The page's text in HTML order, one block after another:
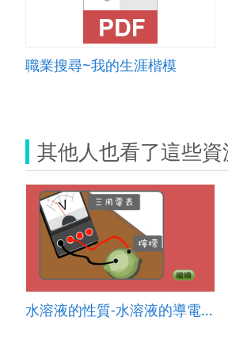
職業搜尋~我的生涯楷模
其他人也看了這些資
水溶液的性質-水溶液的導電性首頁